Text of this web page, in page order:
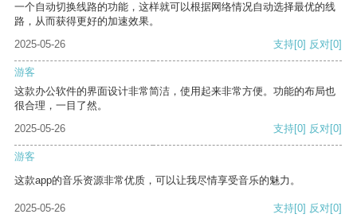
一个自动切换线路的功能，这样就可以根据网络情况自动选择最优的线
路，从而获得更好的加速效果。
2025-05-26
支持[0] 反对[0]
游客
这款办公软件的界面设计非常简洁，使用起来非常方便。功能的布局也
很合理，一目了然。
2025-05-26
支持[0] 反对[0]
游客
这款app的音乐资源非常优质，可以让我尽情享受音乐的魅力。
2025-05-26 支持[0] 反对[0]